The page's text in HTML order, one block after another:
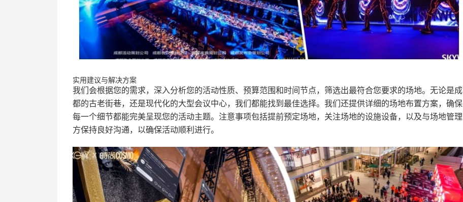
实用建议与解决方案
我们会根据您的需求，深入分析您的活动性质、预算范围和时间节点，筛选出最符合您要求的场地。无论是成
都的古老街巷，还是现代化的大型会议中心，我们都能找到最佳选择。我们还提供详细的场地布置方案，确保
每一个细节都能完美呈现您的活动主题。注意事项包括提前预定场地，关注场地的设施设备，以及与场地管理
方保持良好沟通，以确保活动顺利进行。